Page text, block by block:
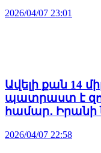
2026/04/07 23:01
Ավելի քան 14
պատրաստ է
համար․
2026/04/07 22:58